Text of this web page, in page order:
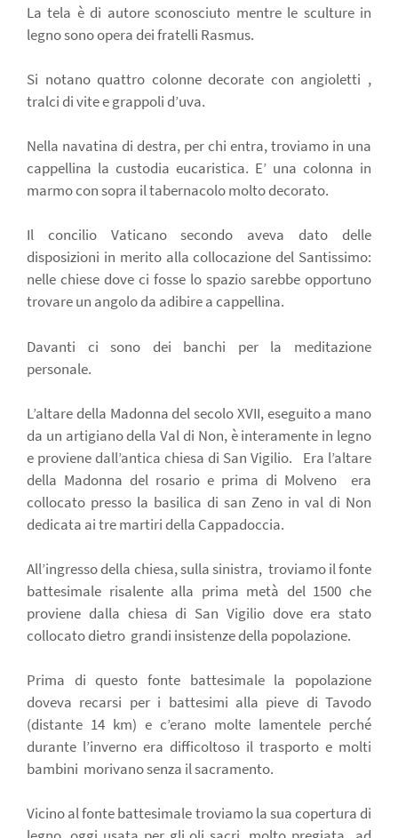
La tela è di autore sconosciuto mentre le sculture in
legno sono opera dei fratelli Rasmus.
Si notano quattro colonne decorate con angioletti ,
tralci di vite e grappoli d’uva.
Nella navatina di destra, per chi entra, troviamo in una
cappellina la custodia eucaristica. E’ una colonna in
marmo con sopra il tabernacolo molto decorato.
Il concilio Vaticano secondo aveva dato delle
disposizioni in merito alla collocazione del Santissimo:
nelle chiese dove ci fosse lo spazio sarebbe opportuno
trovare un angolo da adibire a cappellina.
Davanti ci sono dei banchi per la meditazione
personale.
L’altare della Madonna del secolo XVII, eseguito a mano
da un artigiano della Val di Non, è interamente in legno
e proviene dall’antica chiesa di San Vigilio.
Era l’altare
della Madonna del rosario e prima di Molveno
era
collocato presso la basilica di san Zeno in val di Non
dedicata ai tre martiri della Cappadoccia.
All’ingresso della chiesa, sulla sinistra, troviamo il fonte
battesimale risalente alla prima metà del 1500 che
proviene dalla chiesa di San Vigilio dove era stato
collocato dietro grandi insistenze della popolazione.
Prima di questo fonte battesimale la popolazione
doveva recarsi per i battesimi alla pieve di Tavodo
(distante 14 km) e c’erano molte lamentele perché
durante l’inverno era difficoltoso il trasporto e molti
bambini morivano senza il sacramento.
Vicino al fonte battesimale troviamo la sua copertura di